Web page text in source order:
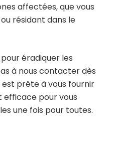
affectées, que vous
résidant dans le
pour éradiquer les
à nous contacter dès
prête à vous fournir
efficace pour vous
une fois pour toutes.